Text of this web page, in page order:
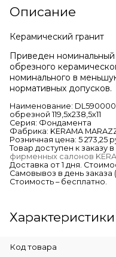
Описание
Керамический гранит
Приведен
обрезного
номинального в
нормативных допусков.
Наименование:
обрезной 119,5х238,5х11
Серия: Фондамента
Фабрика: KERAMA
Розничная цена: 5 273,25
Товар доступен к заказу
фирменных салонов
Доставка от 1 дня.
Самовывоз в день заказа
Стоимость – бесплатно.
Характеристики
Код товара